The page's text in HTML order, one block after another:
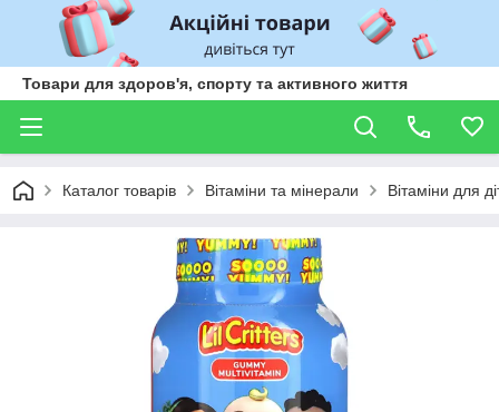
Товари для здоров'я, спорту та активного життя
Каталог товарів Вітаміни та мінерали Вітаміни для